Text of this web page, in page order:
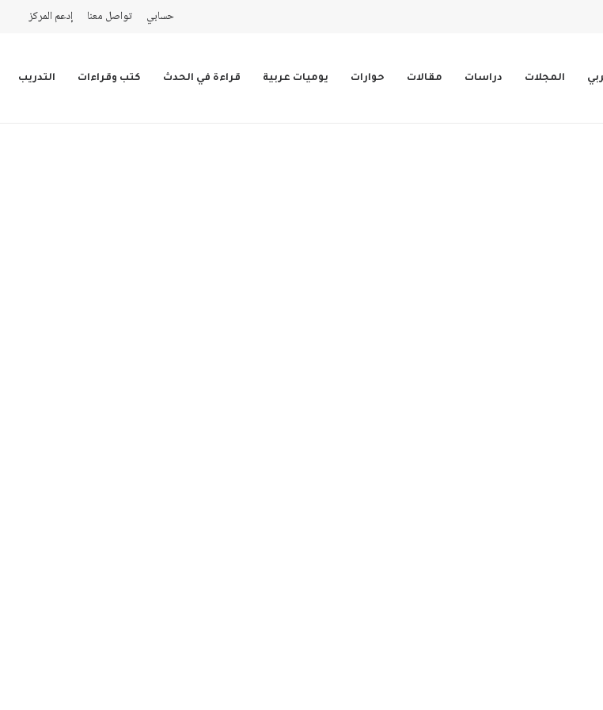
حسابي تواصل معنا إدعم المركز
المجلات دراسات مقالات حوارات يوميات عربية قراءة في الحدث كتب وقراءات التدريب